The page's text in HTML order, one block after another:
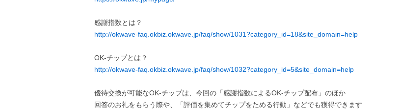
感謝指数とは？
http://okwave-faq.okbiz.okwave.jp/faq/show/1031?category_id=18&site_domain=help
OK-チップとは？
http://okwave-faq.okbiz.okwave.jp/faq/show/1032?category_id=5&site_domain=help
優待交換が可能なOK-チップは、今回の「感謝指数によるOK-チップ配布」のほか
回答のお礼をもらう際や、「評価を集めてチップをためる行動」などでも獲得できます